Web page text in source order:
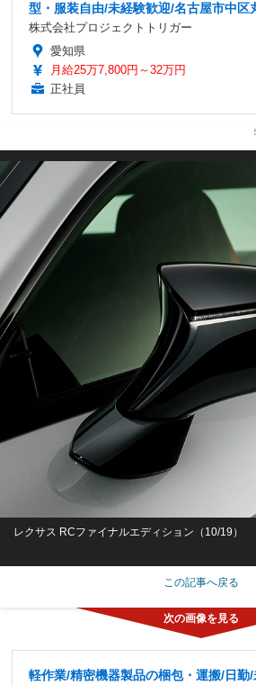
型・服装自由/未経験歓迎/名古屋市中区
株式会社プロジェクトトリガー
愛知県
月給25万7,800円～32万円
正社員
レクサス RCファイナルエディション（10/19）
この記事へ戻る
軽作業/精密機器製品の梱包・運搬/日勤